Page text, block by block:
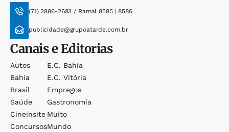
(71) 2886-2683 / Ramal 8585 | 8586
publicidade@grupoatarde.com.br
Canais e Editorias
Autos
Bahia
Brasil
Saúde
Cineinsite
Concursos
E.c. Bahia
E.c. Vitória
Empregos
Gastronomia
Muito
Mundo